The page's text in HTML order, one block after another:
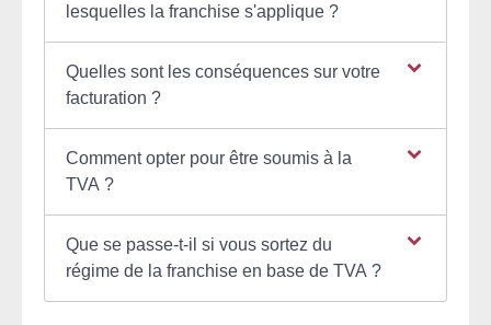
lesquelles la franchise s'applique ?
Quelles sont les conséquences sur votre
facturation ?
Comment opter pour être soumis à la
TVA ?
Que se passe-t-il si vous sortez du
régime de la franchise en base de TVA ?